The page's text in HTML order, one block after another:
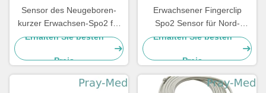
Sensor des Neugeboren-
kurzer Erwachsen-Spo2 für
Nihon Kohden
Verbindungsstück DBs 9pin
Erhalten Sie besten
Preis
Erwachsener Fingerclip
Spo2 Sensor für Nord-
Verbindungsstück 3m
Erhalten Sie besten
Preis